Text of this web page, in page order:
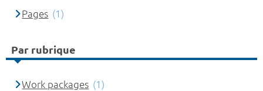
Pages (1)
Par rubrique
Work packages (1)